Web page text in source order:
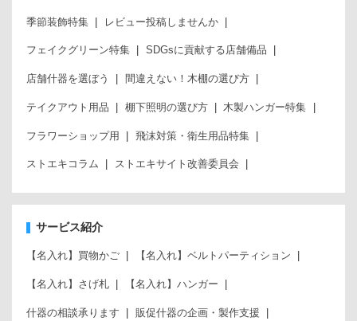
季節装飾特集 レビュー投稿しませんか
フェイクグリーン特集 SDGsに貢献する店舗備品
店舗什器を選ぼう 間違えない！木棚の選び方
テイクアウト用品 棚下照明の選び方 木製ハンガー特集
フラワーショップ用 飛沫対策・衛生用品特集
ストエキコラム ストエキサイト改善委員会
サービス紹介
【名入れ】買物かご 【名入れ】ベルトパーティション
【名入れ】さげ札 【名入れ】ハンガー
什器の相談承ります 販促什器の企画・製作支援